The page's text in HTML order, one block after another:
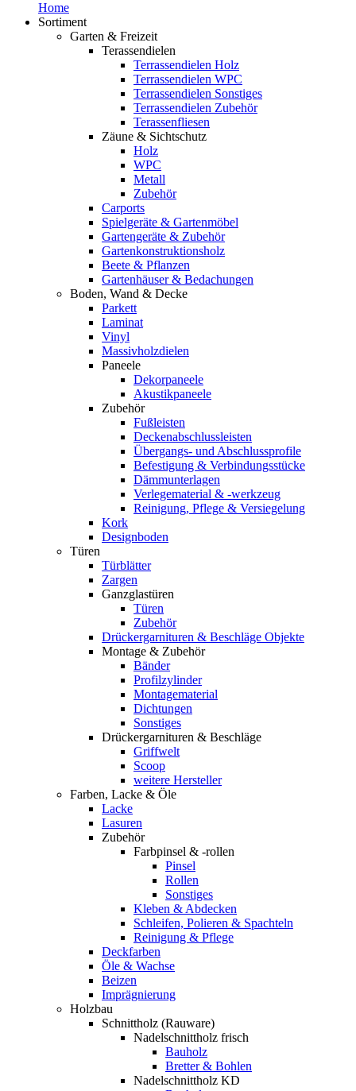
Home
Sortiment
Garten & Freizeit
Terassendielen
Terrassendielen Holz
Terrassendielen WPC
Terrassendielen Sonstiges
Terrassendielen Zubehör
Terassenfliesen
Zäune & Sichtschutz
Holz
WPC
Metall
Zubehör
Carports
Spielgeräte & Gartenmöbel
Gartengeräte & Zubehör
Gartenkonstruktionsholz
Beete & Pflanzen
Gartenhäuser & Bedachungen
Boden, Wand & Decke
Parkett
Laminat
Vinyl
Massivholzdielen
Paneele
Dekorpaneele
Akustikpaneele
Zubehör
Fußleisten
Deckenabschlussleisten
Übergangs- und Abschlussprofile
Befestigung & Verbindungsstücke
Dämmunterlagen
Verlegematerial & -werkzeug
Reinigung, Pflege & Versiegelung
Kork
Designboden
Türen
Türblätter
Zargen
Ganzglastüren
Türen
Zubehör
Drückergarnituren & Beschläge Objekte
Montage & Zubehör
Bänder
Profilzylinder
Montagematerial
Dichtungen
Sonstiges
Drückergarnituren & Beschläge
Griffwelt
Scoop
weitere Hersteller
Farben, Lacke & Öle
Lacke
Lasuren
Zubehör
Farbpinsel & -rollen
Pinsel
Rollen
Sonstiges
Kleben & Abdecken
Schleifen, Polieren & Spachteln
Reinigung & Pflege
Deckfarben
Öle & Wachse
Beizen
Imprägnierung
Holzbau
Schnittholz (Rauware)
Nadelschnittholz frisch
Bauholz
Bretter & Bohlen
Nadelschnittholz KD